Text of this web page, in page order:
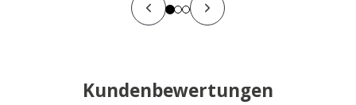
Kundenbewertungen